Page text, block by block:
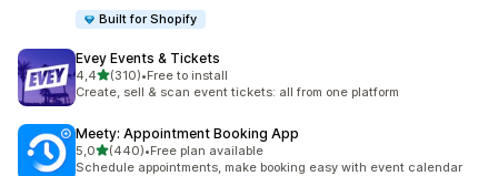
Built for Shopify
Evey Events & Tickets
4,4na 5 gwiazdek
(310)
Łączna liczba recenzji: 310
•Free to install
Create, sell & scan event tickets: all from one platform
Meety: Appointment Booking App
5,0na 5 gwiazdek
(440)
Łączna liczba recenzji: 440
•Free plan available
Schedule appointments, make booking easy with event calendar